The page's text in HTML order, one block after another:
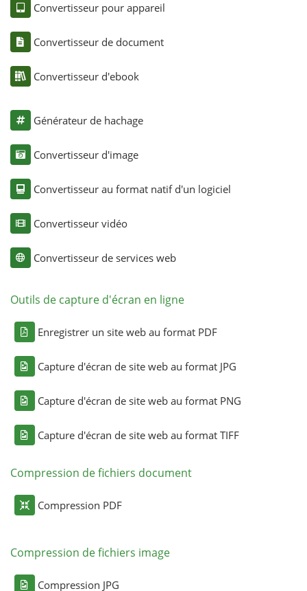
Convertisseur pour appareil
Convertisseur de document
Convertisseur d'ebook
Générateur de hachage
Convertisseur d'image
Convertisseur au format natif d'un logiciel
Convertisseur vidéo
Convertisseur de services web
Outils de capture d'écran en ligne
Enregistrer un site web au format PDF
Capture d'écran de site web au format JPG
Capture d'écran de site web au format PNG
Capture d'écran de site web au format TIFF
Compression de fichiers document
Compression PDF
Compression de fichiers image
Compression JPG